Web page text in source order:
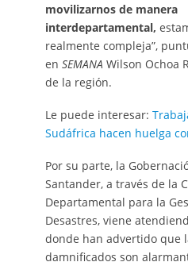
movilizarnos de manera
interdepartamental,
realmente compleja”,
en SEMANA Wilson Ochoa
de la región.
Le puede interesar:
Sudáfrica hacen huelga
Por su parte, la
Santander, a través de la
Departamental para la
Desastres, viene
donde han advertido que
damnificados son